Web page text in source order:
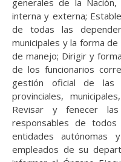
interna y externa;
de todas las
municipales y la forma
de manejo; Dirigir y
de los funcionarios
gestión oficial de las
provinciales,
Revisar y fenecer
responsables de
entidades autónomas
empleados de su